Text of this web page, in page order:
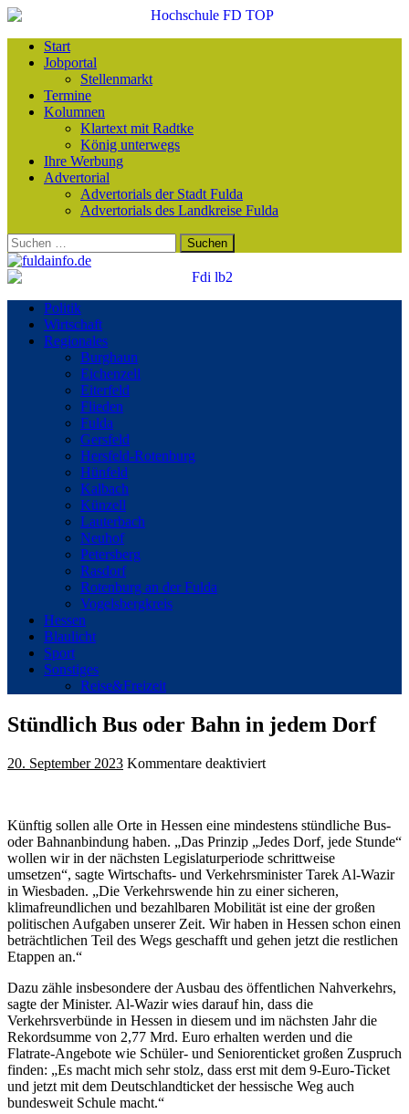
Start
Jobportal
Stellenmarkt
Termine
Kolumnen
Klartext mit Radtke
König unterwegs
Ihre Werbung
Advertorial
Advertorials der Stadt Fulda
Advertorials des Landkreise Fulda
Suchen
nach:
Politik
Wirtschaft
Regionales
Burghaun
Eichenzell
Eiterfeld
Flieden
Fulda
Gersfeld
Hersfeld-Rotenburg
Hünfeld
Kalbach
Künzell
Lauterbach
Neuhof
Petersberg
Rasdorf
Rotenburg an der Fulda
Vogelsbergkreis
Hessen
Blaulicht
Sport
Sonstiges
Reise&Freizeit
Stündlich Bus oder Bahn in jedem Dorf
20. September 2023 Kommentare deaktiviertfür
Bahn
in
jedem
Dorf
Künftig sollen alle Orte in Hessen eine mindestens stündliche Bus-
oder Bahnanbindung haben. „Das Prinzip „Jedes Dorf, jede Stunde“
wollen wir in der nächsten Legislaturperiode schrittweise
umsetzen“, sagte Wirtschafts- und Verkehrsminister Tarek Al-Wazir
in Wiesbaden. „Die Verkehrswende hin zu einer sicheren,
klimafreundlichen und bezahlbaren Mobilität ist eine der großen
politischen Aufgaben unserer Zeit. Wir haben in Hessen schon einen
beträchtlichen Teil des Wegs geschafft und gehen jetzt die restlichen
Etappen an.“
Dazu zähle insbesondere der Ausbau des öffentlichen Nahverkehrs,
sagte der Minister. Al-Wazir wies darauf hin, dass die
Verkehrsverbünde in Hessen in diesem und im nächsten Jahr die
Rekordsumme von 2,77 Mrd. Euro erhalten werden und die
Flatrate-Angebote wie Schüler- und Seniorenticket großen Zuspruch
finden: „Es macht mich sehr stolz, dass erst mit dem 9-Euro-Ticket
und jetzt mit dem Deutschlandticket der hessische Weg auch
bundesweit Schule macht.“